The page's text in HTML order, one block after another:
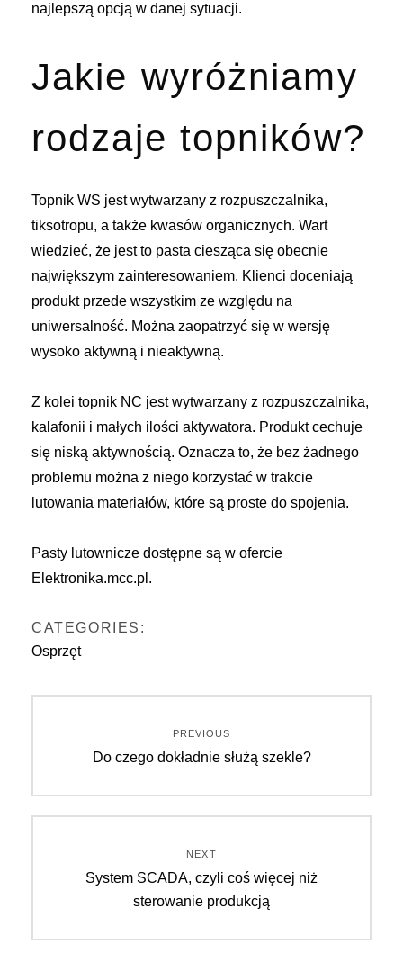
najlepszą opcją w danej sytuacji.
Jakie wyróżniamy
rodzaje topników?
Topnik WS jest wytwarzany z rozpuszczalnika,
tiksotropu, a także kwasów organicznych. Wart
wiedzieć, że jest to pasta ciesząca się obecnie
największym zainteresowaniem. Klienci doceniają
produkt przede wszystkim ze względu na
uniwersalność. Można zaopatrzyć się w wersję
wysoko aktywną i nieaktywną.
Z kolei topnik NC jest wytwarzany z rozpuszczalnika,
kalafonii i małych ilości aktywatora. Produkt cechuje
się niską aktywnością. Oznacza to, że bez żadnego
problemu można z niego korzystać w trakcie
lutowania materiałów, które są proste do spojenia.
Pasty lutownicze dostępne są w ofercie
Elektronika.mcc.pl .
CATEGORIES:
Osprzęt
Nawigacja
wpisu
PREVIOUS
Previous
Do czego dokładnie służą szekle?
NEXT
Next
System SCADA, czyli coś więcej niż
sterowanie produkcją